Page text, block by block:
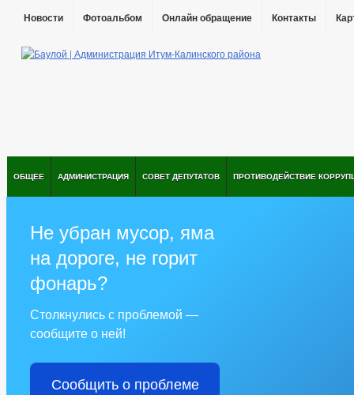
Новости Фотоальбом Онлайн обращение Контакты
ОБЩЕЕ АДМИНИСТРАЦИЯ СОВЕТ ДЕПУТАТОВ ПРОТИВОДЕЙСТВИЕ
Не убран мусор, яма
на дороге, не горит
фонарь?
Столкнулись с проблемой —
сообщите о ней!
Сообщить о проблеме